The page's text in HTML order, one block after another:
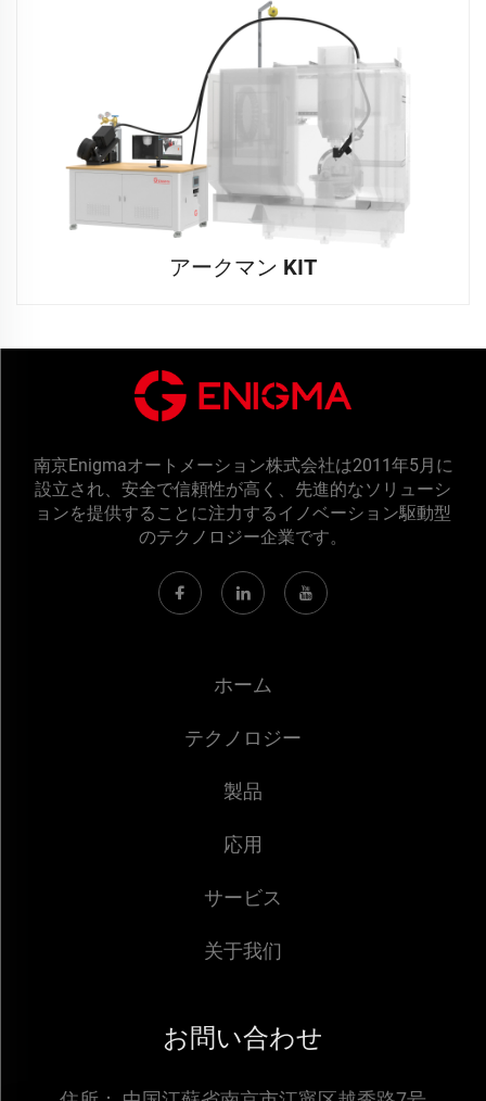
アークマン KIT
南京Enigmaオートメーション株式会社は2011年5月に
設立され、安全で信頼性が高く、先進的なソリューシ
ョンを提供することに注力するイノベーション駆動型
のテクノロジー企業です。
ホーム
テクノロジー
製品
応用
サービス
关于我们
お問い合わせ